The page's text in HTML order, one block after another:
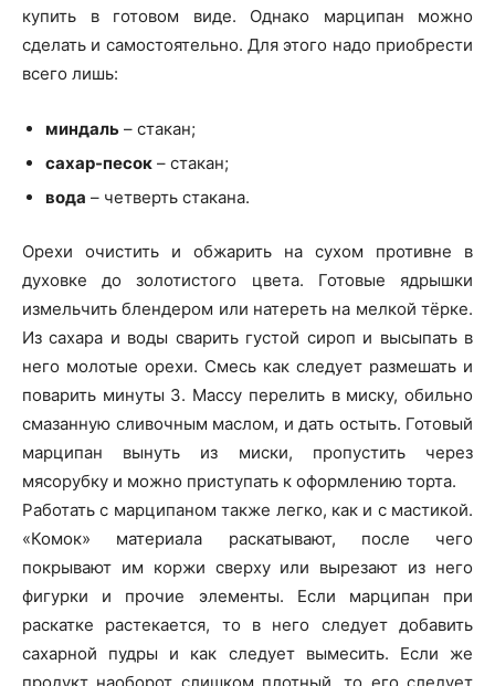
купить в готовом виде. Однако марципан можно
сделать и самостоятельно. Для этого надо приобрести
всего лишь:
миндаль – стакан;
сахар-песок – стакан;
вода – четверть стакана.
Орехи очистить и обжарить на сухом противне в
духовке до золотистого цвета. Готовые ядрышки
измельчить блендером или натереть на мелкой тёрке.
Из сахара и воды сварить густой сироп и высыпать в
него молотые орехи. Смесь как следует размешать и
поварить минуты 3. Массу перелить в миску, обильно
смазанную сливочным маслом, и дать остыть. Готовый
марципан вынуть из миски, пропустить через
мясорубку и можно приступать к оформлению торта.
Работать с марципаном также легко, как и с мастикой.
«Комок» материала раскатывают, после чего
покрывают им коржи сверху или вырезают из него
фигурки и прочие элементы. Если марципан при
раскатке растекается, то в него следует добавить
сахарной пудры и как следует вымесить. Если же